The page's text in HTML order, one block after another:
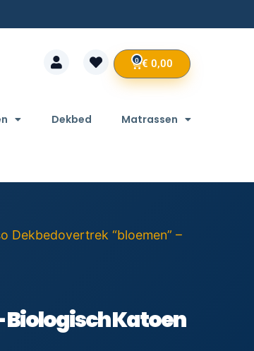
€ 0,00
0
Dekbed Matrassen
Dekbedovertrek “bloemen” –
Biologisch Katoen